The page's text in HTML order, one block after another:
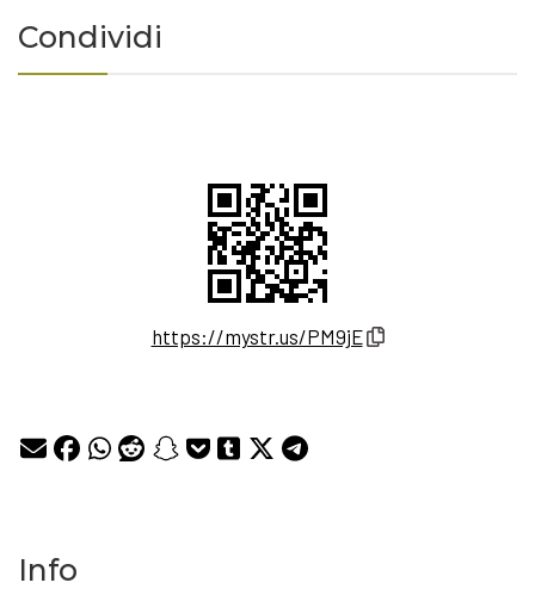
Condividi
https://mystr.us/PM9jE
Info